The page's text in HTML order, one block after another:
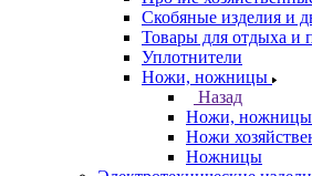
Скобяные изделия и
Товары для отдыха и
Уплотнители
Ножи, ножницы
Назад
Ножи, ножницы
Ножи
Ножницы